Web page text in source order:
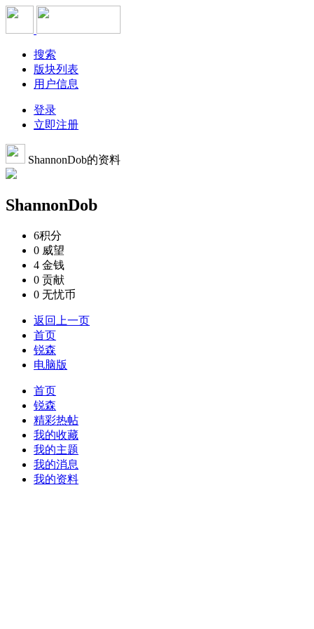
搜索
版块列表
用户信息
登录
立即注册
ShannonDob的资料
ShannonDob
6积分
0 威望
4 金钱
0 贡献
0 无忧币
返回上一页
首页
锐森
电脑版
首页
锐森
精彩热帖
我的收藏
我的主题
我的消息
我的资料